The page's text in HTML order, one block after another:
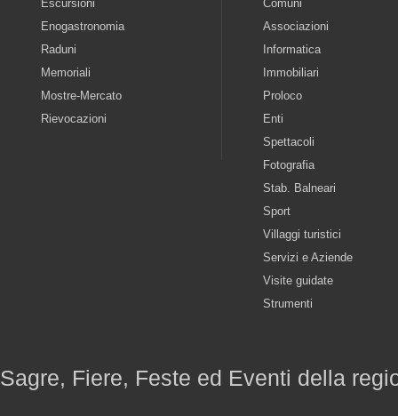
Escursioni
Enogastronomia
Raduni
Memoriali
Mostre-Mercato
Rievocazioni
Comuni
Associazioni
Informatica
Immobiliari
Proloco
Enti
Spettacoli
Fotografia
Stab. Balneari
Sport
Villaggi turistici
Servizi e Aziende
Visite guidate
Strumenti
Sagre, Fiere, Feste ed Eventi della